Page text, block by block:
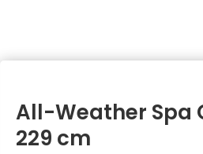
All-Weather Spa
229 cm